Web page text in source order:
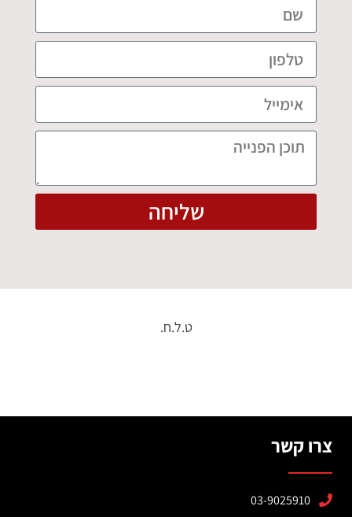
שליחה
ט.ל.ח.
צרו קשר
03-9025910